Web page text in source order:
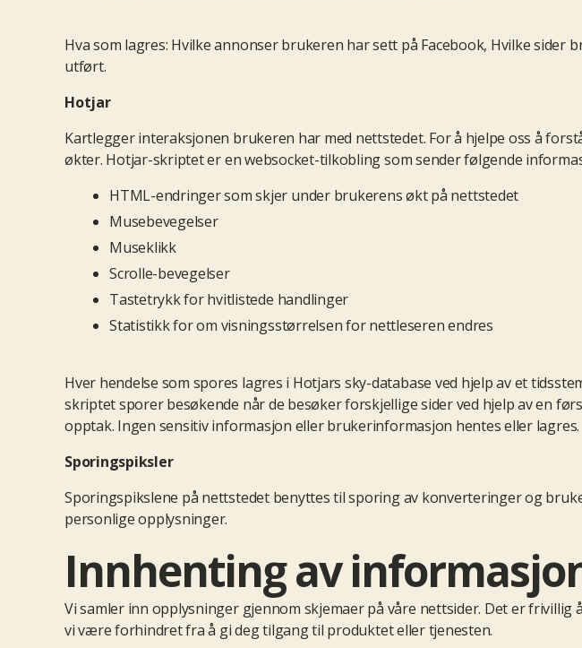
Hva som lagres: Hvilke annonser brukeren har sett på Facebook, Hvilke
utført.
Hotjar
Kartlegger interaksjonen brukeren har med nettstedet. For å hjelpe oss å
økter. Hotjar-skriptet er en websocket-tilkobling som sender følgende
HTML-endringer som skjer under brukerens økt på nettstedet
Musebevegelser
Museklikk
Scrolle-bevegelser
Tastetrykk for hvitlistede handlinger
Statistikk for om visningsstørrelsen for nettleseren endres
Hver hendelse som spores lagres i Hotjars sky-database ved hjelp av et
skriptet sporer besøkende når de besøker forskjellige sider ved hjelp av en
opptak. Ingen sensitiv informasjon eller brukerinformasjon hentes eller lagres.
Sporingspiksler
Sporingspikslene på nettstedet benyttes til sporing av konverteringer og
personlige opplysninger.
Innhenting av
Vi samler inn opplysninger gjennom skjemaer på våre nettsider. Det er
vi være forhindret fra å gi deg tilgang til produktet eller tjenesten.